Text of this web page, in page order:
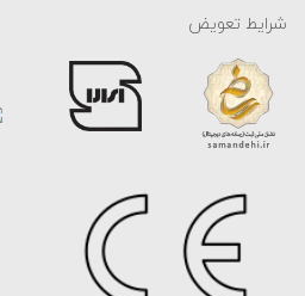
شرایط تعویض